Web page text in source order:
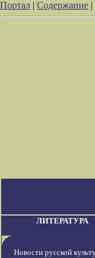
Портал | Содержание |
ЛИТЕРАТУРА
Новости русской